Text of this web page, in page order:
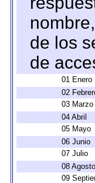
de los
de
01 Enero
02
03 Marzo
04 Abril
05 Mayo
06 Junio
07 Julio
08 Agosto
09